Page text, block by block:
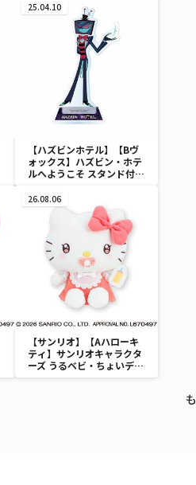
25.04.10
【ハズビンホテル】【Bヴ
ォックス】ハズビン・ホテ
ルへようこそ スタンド付き
26.08.06
【サンリオ】【Aハローキ
ティ】サンリオキャラクタ
ーズ うるベビ・ちょいデカ
ドール